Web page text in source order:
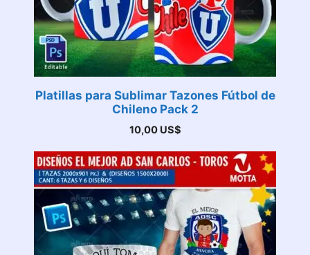
Platillas para Sublimar Tazones Fútbol de
Chileno Pack 2
10,00 US$